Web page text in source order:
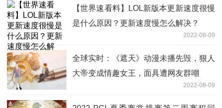
【世界速看料】LOL新版本更新速度很慢
是什么原因？更新速度慢怎么解决？
2022-08-09
全球实时：《遮天》动漫未播先毁，狠人
大帝变成情趣女王，面具遭网友群嘲
2022-08-09